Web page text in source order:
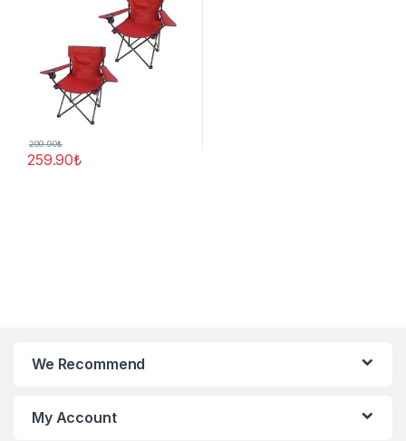
259.90₺
299.90₺
We Recommend
My Account